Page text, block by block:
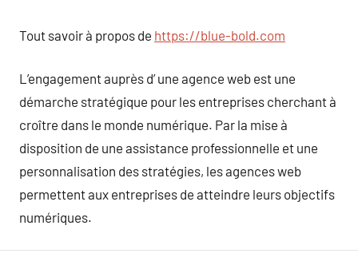
Tout savoir à propos de https://blue-bold.com
L’engagement auprès d’ une agence web est une
démarche stratégique pour les entreprises cherchant à
croître dans le monde numérique. Par la mise à
disposition de une assistance professionnelle et une
personnalisation des stratégies, les agences web
permettent aux entreprises de atteindre leurs objectifs
numériques.